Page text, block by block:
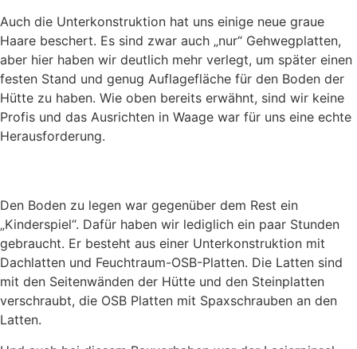
Auch die Unterkonstruktion hat uns einige neue graue
Haare beschert. Es sind zwar auch „nur“ Gehwegplatten,
aber hier haben wir deutlich mehr verlegt, um später einen
festen Stand und genug Auflagefläche für den Boden der
Hütte zu haben. Wie oben bereits erwähnt, sind wir keine
Profis und das Ausrichten in Waage war für uns eine echte
Herausforderung.
Den Boden zu legen war gegenüber dem Rest ein
„Kinderspiel“. Dafür haben wir lediglich ein paar Stunden
gebraucht. Er besteht aus einer Unterkonstruktion mit
Dachlatten und Feuchtraum-OSB-Platten. Die Latten sind
mit den Seitenwänden der Hütte und den Steinplatten
verschraubt, die OSB Platten mit Spaxschrauben an den
Latten.